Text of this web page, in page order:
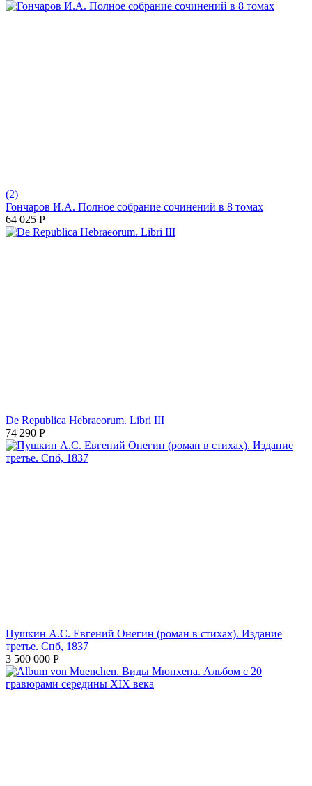
(2)
Гончаров И.А. Полное собрание сочинений в 8 томах
64 025 Р
De Republica Hebraeorum. Libri III
74 290 Р
Пушкин А.С. Евгений Онегин (роман в стихах). Издание
третье. Спб, 1837
3 500 000 Р